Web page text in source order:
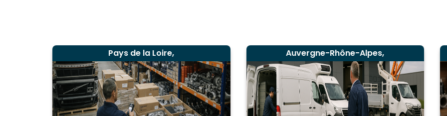
Pays de la Loire, Auvergne-Rhône-Alpes,